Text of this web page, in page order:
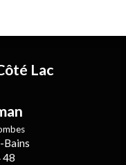
Lac
Bains
48